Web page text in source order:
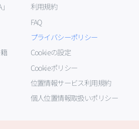
利用規約
FAQ
プライバシーポリシー
Cookieの設定
Cookieポリシー
位置情報サービス利用規約
個人位置情報取扱いポリシー